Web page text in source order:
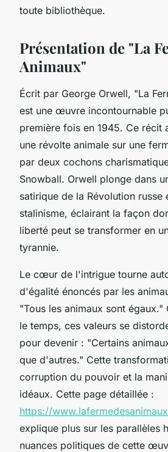
toute bibliothèque.
Présentation de "La
Animaux"
Écrit par George Orwell, "La
est une œuvre incontournable
première fois en 1945. Ce récit
une révolte animale sur une
par deux cochons
Snowball. Orwell plonge dans
satirique de la Révolution russe
stalinisme, éclairant la façon
liberté peut se transformer en
tyrannie.
Le cœur de l'intrigue tourne
d'égalité énoncés par les
"Tous les animaux sont égaux."
le temps, ces valeurs se
pour devenir : "Certains
que d'autres." Cette
corruption du pouvoir et la
idéaux. Cette page détaillée :
https://
explique plus sur les parallèles
nuances politiques de cette